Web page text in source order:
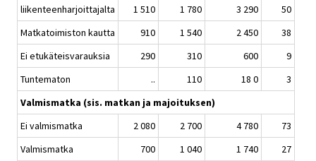
liikenteenharjoittajalta
1 510 1 780 3 290
50
Matkatoimiston kautta
910 1 540 2 450
38
Ei etukäteisvarauksia
290 310 600
9
Tuntematon
.. 110 18 0
3
Valmismatka (sis. matkan ja majoituksen)
Ei valmismatka
2 080 2 700 4 780
73
Valmismatka
700 1 040 1 740 27